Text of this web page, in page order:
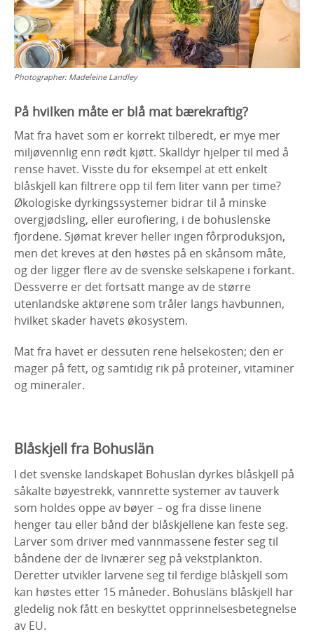
Photographer: Madeleine Landley
På hvilken måte er blå mat bærekraftig?
Mat fra havet som er korrekt tilberedt, er mye mer
miljøvennlig enn rødt kjøtt. Skalldyr hjelper til med å
rense havet. Visste du for eksempel at ett enkelt
blåskjell kan filtrere opp til fem liter vann per time?
Økologiske dyrkingssystemer bidrar til å minske
overgjødsling, eller eurofiering, i de bohuslenske
fjordene. Sjømat krever heller ingen fôrproduksjon,
men det kreves at den høstes på en skånsom måte,
og der ligger flere av de svenske selskapene i forkant.
Dessverre er det fortsatt mange av de større
utenlandske aktørene som tråler langs havbunnen,
hvilket skader havets økosystem.
Mat fra havet er dessuten rene helsekosten; den er
mager på fett, og samtidig rik på proteiner, vitaminer
og mineraler.
Blåskjell fra Bohuslän
I det svenske landskapet Bohuslän dyrkes blåskjell på
såkalte bøyestrekk, vannrette systemer av tauverk
som holdes oppe av bøyer – og fra disse linene
henger tau eller bånd der blåskjellene kan feste seg.
Larver som driver med vannmassene fester seg til
båndene der de livnærer seg på vekstplankton.
Deretter utvikler larvene seg til ferdige blåskjell som
kan høstes etter 15 måneder. Bohusläns blåskjell har
gledelig nok fått en beskyttet opprinnelsesbetegnelse
av EU.